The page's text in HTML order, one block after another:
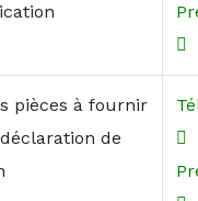
pièces à fournir
de